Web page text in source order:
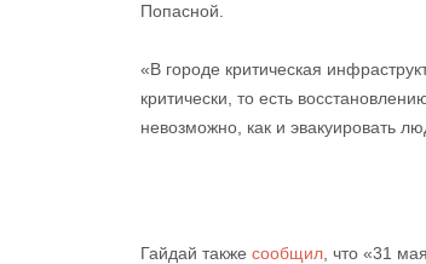
Попасной.
«В городе критическая
критически, то есть
невозможно, как и эвакуировать
Гайдай также сообщил, что «31